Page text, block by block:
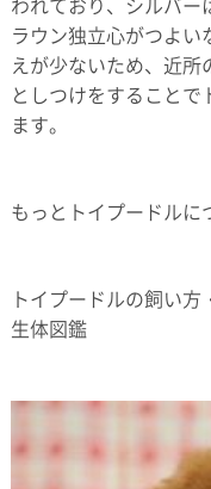
ラウン独立心がつよ
えが少ないため、近
としつけをすること
ます。
もっとトイプードルに
トイプードルの飼い
生体図鑑